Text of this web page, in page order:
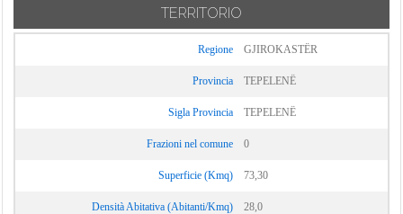
TERRITORIO
Regione GJIROKASTËR
Provincia TEPELENË
Sigla Provincia TEPELENË
Frazioni nel comune 0
Superficie (Kmq) 73,30
Densità Abitativa (Abitanti/Kmq) 28,0